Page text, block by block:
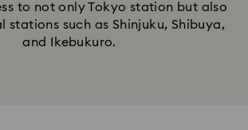
to not only Tokyo station but also
stations such as Shinjuku, Shibuya,
and Ikebukuro.